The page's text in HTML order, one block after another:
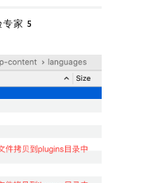
专家 5